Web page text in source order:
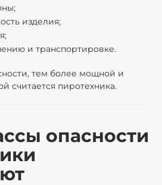
изделия;
и транспортировке.
тем более мощной и
считается пиротехника.
опасности